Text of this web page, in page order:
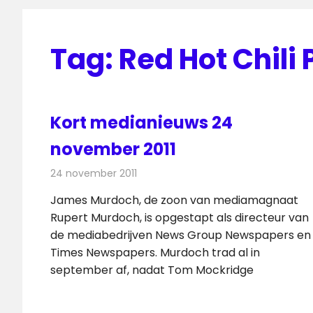
Tag: Red Hot Chili
Kort medianieuws 24
november 2011
24 november 2011
James Murdoch, de zoon van mediamagnaat
Rupert Murdoch, is opgestapt als directeur van
de mediabedrijven News Group Newspapers en
Times Newspapers. Murdoch trad al in
september af, nadat Tom Mockridge